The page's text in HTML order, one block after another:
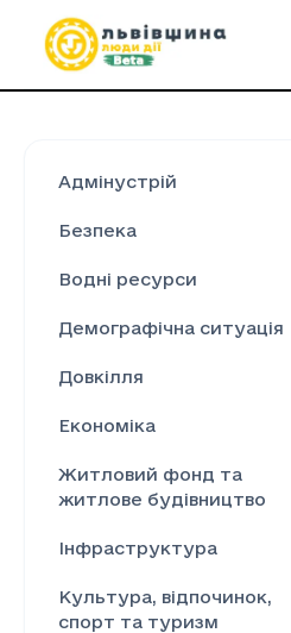
Адмінустрій
Безпека
Водні ресурси
Демографічна ситуація
Довкілля
Економіка
Житловий фонд та
житлове будівництво
Інфраструктура
Культура, відпочинок,
спорт та туризм